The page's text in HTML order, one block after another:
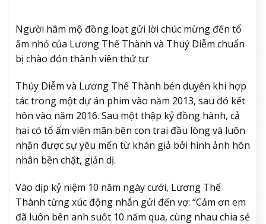
Người hâm mộ đồng loạt gửi lời chúc mừng đến tổ
ấm nhỏ của Lương Thế Thành và Thuý Diễm chuẩn
bị chào đón thành viên thứ tư
Thúy Diễm và Lương Thế Thành bén duyên khi hợp
tác trong một dự án phim vào năm 2013, sau đó kết
hôn vào năm 2016. Sau một thập kỷ đồng hành, cả
hai có tổ ấm viên mãn bên con trai đầu lòng và luôn
nhận được sự yêu mến từ khán giả bởi hình ảnh hôn
nhân bền chặt, giản dị.
Vào dịp kỷ niệm 10 năm ngày cưới, Lương Thế
Thành từng xúc động nhắn gửi đến vợ: “Cảm ơn em
đã luôn bên anh suốt 10 năm qua, cùng nhau chia sẻ